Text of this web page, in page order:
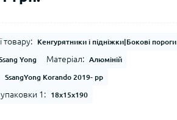
товару: Кенгурятники і підніжки|Бокові пороги
Yong Матеріал: Алюміній
SsangYong Korando 2019- рр
1: 18x15x190